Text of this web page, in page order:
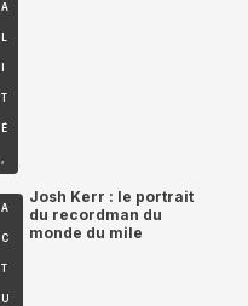
A
L
T
É
,
A
C
T
U
Josh Kerr : le portrait
du recordman du
monde du mile